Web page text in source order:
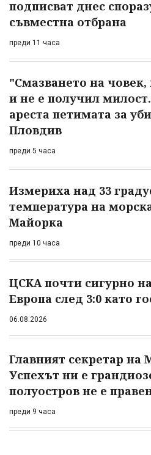
подписват днес
съвместна отбрана
преди 11 часа
"Смазването на
и не е получил
ареста петимата за
Пловдив
преди 5 часа
Измериха над 33
температура на
Майорка
преди 10 часа
ЦСКА почти сигурно
Европа след 3:0 като
06.08.2026
Главният секретар на
Успехът ни е
полуостров не е
преди 9 часа